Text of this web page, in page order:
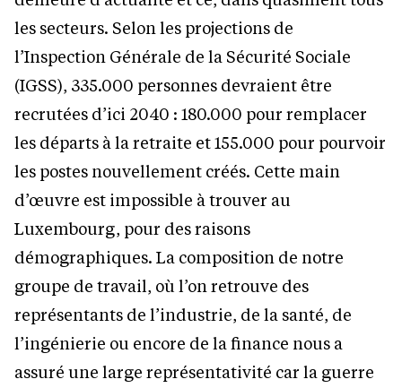
les secteurs. Selon les projections de
l’Inspection Générale de la Sécurité Sociale
(IGSS), 335.000 personnes devraient être
recrutées d’ici 2040 : 180.000 pour remplacer
les départs à la retraite et 155.000 pour pourvoir
les postes nouvellement créés. Cette main
d’œuvre est impossible à trouver au
Luxembourg, pour des raisons
démographiques. La composition de notre
groupe de travail, où l’on retrouve des
représentants de l’industrie, de la santé, de
l’ingénierie ou encore de la finance nous a
assuré une large représentativité car la guerre